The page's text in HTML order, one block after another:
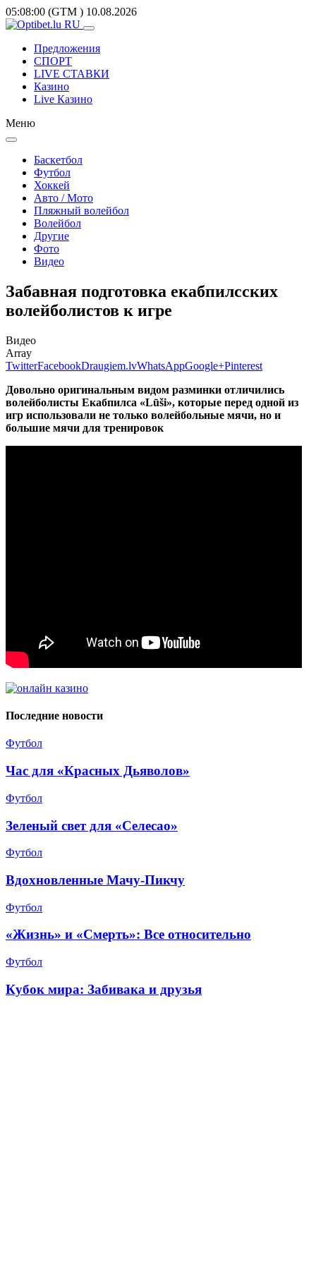
05:08:00 (GTM ) 10.08.2026
Предложения
СПОРТ
LIVE СТАВКИ
Казино
Live Казино
Меню
Баскетбол
Футбол
Хоккей
Авто / Мото
Пляжный волейбол
Волейбол
Другие
Фото
Видео
Забавная подготовка екабпилсских
волейболистов к игре
Видео
Array
TwitterFacebookDraugiem.lvWhatsAppGoogle+Pinterest
Довольно оригинальным видом разминки отличились
волейболисты Екабпилса «Lūši», которые перед одной из
игр использовали не только волейбольные мячи, но и
большие мячи для тренировок
Последние новости
Футбол
Час для «Красных Дьяволов»
Футбол
Зеленый свет для «Селесао»
Футбол
Вдохновленные Мачу-Пикчу
Футбол
«Жизнь» и «Смерть»: Все относительно
Футбол
Кубок мира: Забивака и друзья